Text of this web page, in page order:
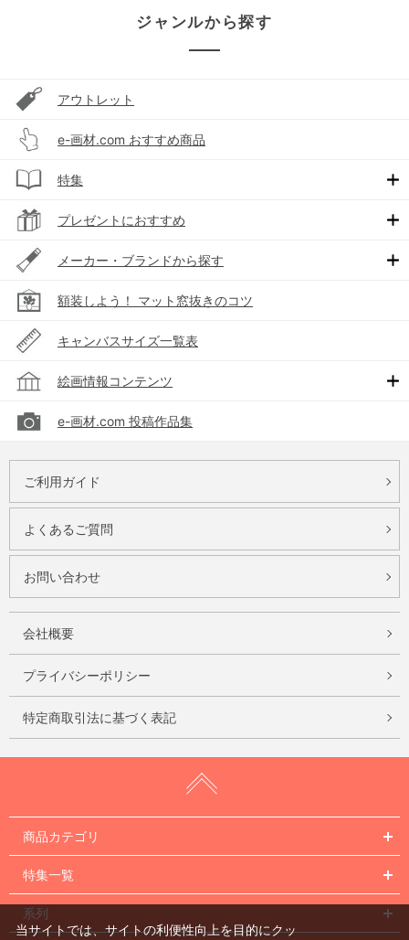
ジャンルから探す
アウトレット
e-画材.com おすすめ商品
特集
プレゼントにおすすめ
メーカー・ブランドから探す
額装しよう！ マット窓抜きのコツ
キャンバスサイズ一覧表
絵画情報コンテンツ
e-画材.com 投稿作品集
ご利用ガイド
よくあるご質問
お問い合わせ
会社概要
プライバシーポリシー
特定商取引法に基づく表記
商品カテゴリ
特集一覧
系列
当サイトでは、サイトの利便性向上を目的にクッ